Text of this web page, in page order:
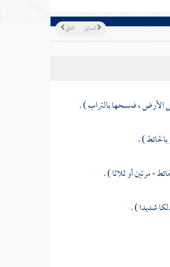
التالي السابق
الأرض ، فمسحها بالتراب ) .
) .
- مرتين أو ثلاثا ) .
شديدا ) .